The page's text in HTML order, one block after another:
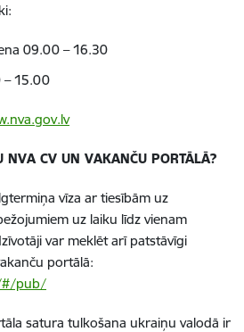
09.00 – 16.30
15.00
NVA CV UN VAKANČU PORTĀLĀ?
vīza ar tiesībām uz
uz laiku līdz vienam
var meklēt arī patstāvīgi
portālā:
#/pub/
satura tulkošana ukraiņu valodā ir